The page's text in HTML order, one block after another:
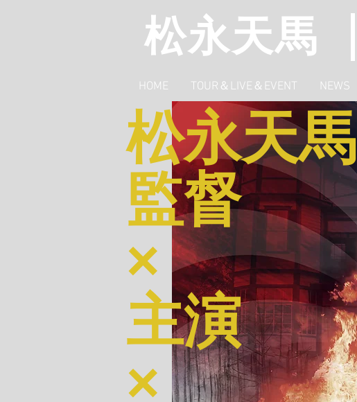
松永天馬
HOME TOUR＆LIVE＆EVENT NEWS
松永天馬
監督
×
主演
×